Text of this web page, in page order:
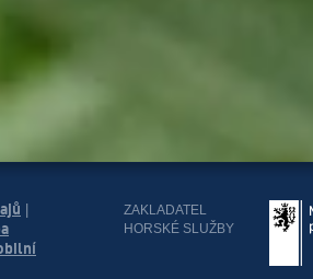
ZAKLADATEL
HORSKÉ SLUŽBY